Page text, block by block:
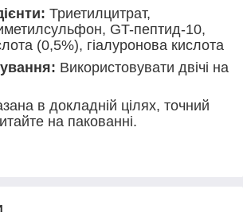
Триетилцитрат,
GT-пептид-10,
(0,5%), гіалуронова кислота
Використовувати двічі на
в докладній цілях, точний
на пакованні.